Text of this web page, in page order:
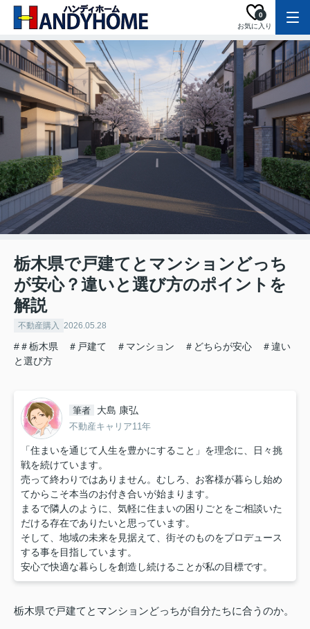
お気に入り
0
栃木県で戸建てとマンションどっち
が安心？違いと選び方のポイントを
解説
不動産購入 2026.05.28
#＃栃木県 ＃戸建て ＃マンション ＃どちらが安心 ＃違い
と選び方
筆者 大島 康弘
不動産キャリア11年
「住まいを通じて人生を豊かにすること」を理念に、日々挑
戦を続けています。
売って終わりではありません。むしろ、お客様が暮らし始め
てからこそ本当のお付き合いが始まります。
まるで隣人のように、気軽に住まいの困りごとをご相談いた
だける存在でありたいと思っています。
そして、地域の未来を見据えて、街そのものをプロデュース
する事を目指しています。
安心で快適な暮らしを創造し続けることが私の目標です。
栃木県で戸建てとマンションどっちが自分たちに合うのか。